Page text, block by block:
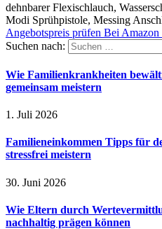
dehnbarer Flexischlauch,
Modi Sprühpistole, Messing
Angebotspreis prüfen Bei Amazon
Suchen nach:
Wie Familienkrankheiten
gemeinsam meistern
1. Juli 2026
Familieneinkommen Tipps für
stressfrei meistern
30. Juni 2026
Wie Eltern durch
nachhaltig prägen können